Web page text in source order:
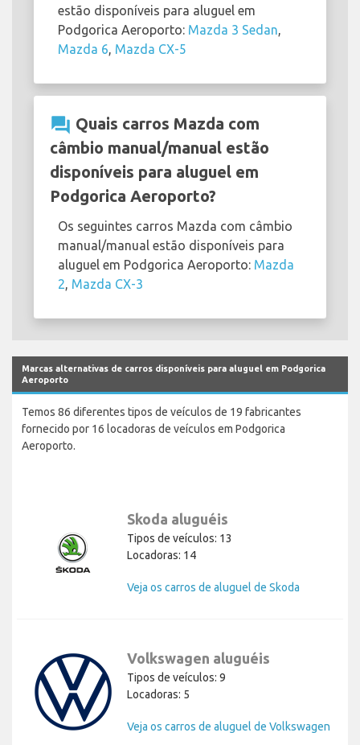
estão disponíveis para aluguel em
Podgorica Aeroporto: Mazda 3 Sedan,
Mazda 6, Mazda CX-5
question_answer Quais carros Mazda com
câmbio manual/manual estão
disponíveis para aluguel em
Podgorica Aeroporto?
Os seguintes carros Mazda com câmbio
manual/manual estão disponíveis para
aluguel em Podgorica Aeroporto: Mazda
2, Mazda CX-3
Marcas alternativas de carros disponíveis para aluguel em Podgorica
Aeroporto
Temos 86 diferentes tipos de veículos de 19 fabricantes
fornecido por 16 locadoras de veículos em Podgorica
Aeroporto.
Skoda aluguéis
Tipos de veículos: 13
Locadoras: 14
Veja os carros de aluguel de Skoda
Volkswagen aluguéis
Tipos de veículos: 9
Locadoras: 5
Veja os carros de aluguel de Volkswagen